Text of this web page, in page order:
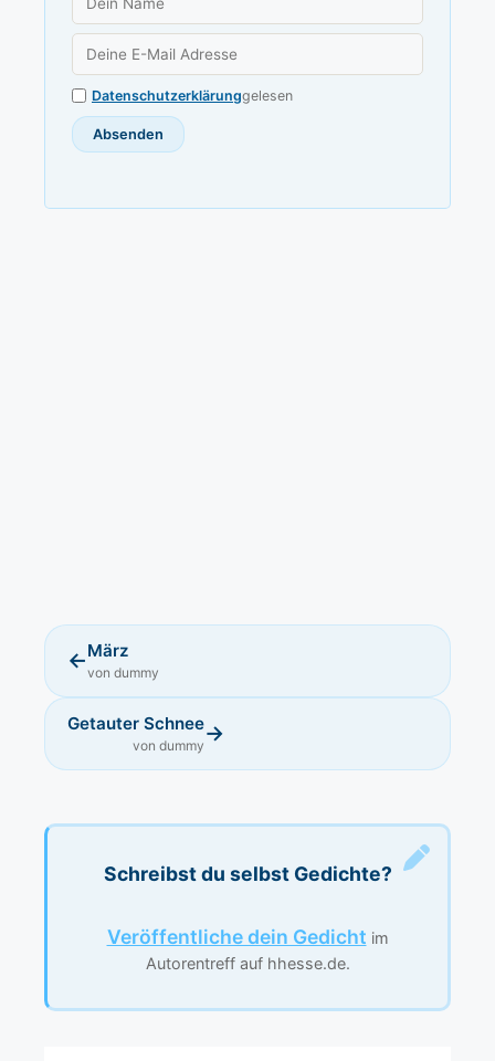
Datenschutzerklärunggelesen
←März
von dummy
Getauter Schnee
von dummy →
Schreibst du selbst Gedichte?
Veröffentliche dein Gedicht im
Autorentreff auf hhesse.de.